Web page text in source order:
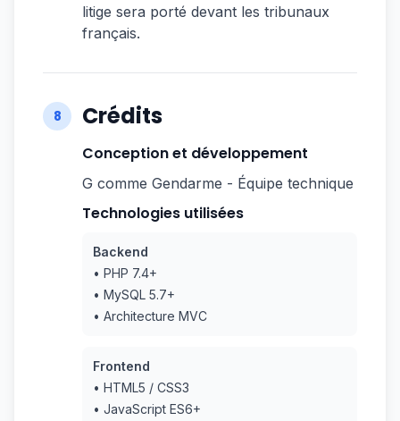
litige sera porté devant les tribunaux
français.
8 Crédits
Conception et développement
G comme Gendarme - Équipe technique
Technologies utilisées
Backend
• PHP 7.4+
• MySQL 5.7+
• Architecture MVC
Frontend
• HTML5 / CSS3
• JavaScript ES6+